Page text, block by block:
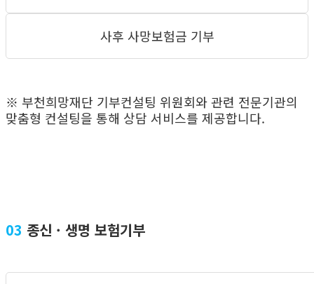
사후 사망보험금 기부
※ 부천희망재단 기부컨설팅 위원회와 관련 전문기관의
맞춤형 컨설팅을 통해 상담 서비스를 제공합니다.
03 종신 · 생명 보험기부